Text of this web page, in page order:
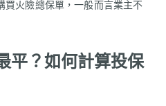
買火險總保單，一般而言業主不
平？如何計算投保